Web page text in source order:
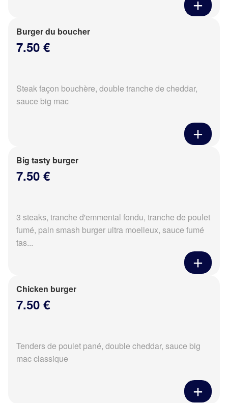
Burger du boucher
7.50 €
Steak façon bouchère, double tranche de cheddar,
sauce big mac
Big tasty burger
7.50 €
3 steaks, tranche d'emmental fondu, tranche de poulet
fumé, pain smash burger ultra moelleux, sauce fumé
tas...
Chicken burger
7.50 €
Tenders de poulet pané, double cheddar, sauce big
mac classique